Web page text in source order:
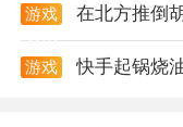
游戏
在北方推倒
游戏
快手起锅烧